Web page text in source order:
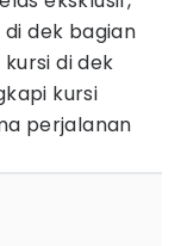
dek bagian
di dek
kursi
perjalanan